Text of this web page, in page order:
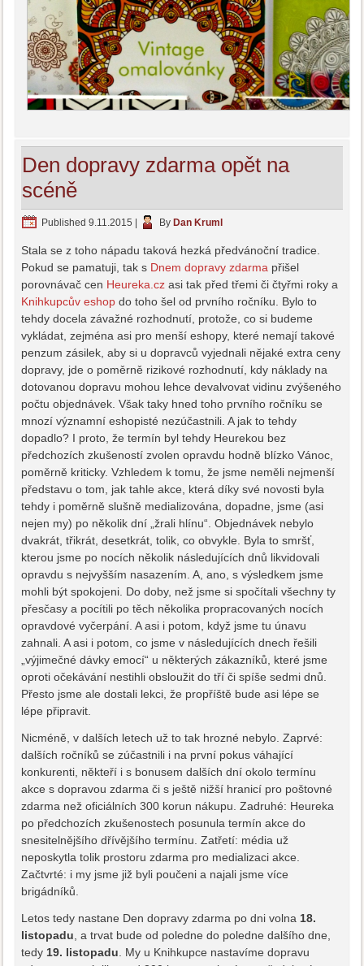
Den dopravy zdarma opět na
scéně
Published 9.11.2015 | By Dan Kruml
Stala se z toho nápadu taková hezká předvánoční tradice.
Pokud se pamatuji, tak s Dnem dopravy zdarma přišel
porovnávač cen Heureka.cz asi tak před třemi či čtyřmi roky a
Knihkupcův eshop do toho šel od prvního ročníku. Bylo to
tehdy docela závažné rozhodnutí, protože, co si budeme
vykládat, zejména asi pro menší eshopy, které nemají takové
penzum zásilek, aby si u dopravců vyjednali nějaké extra ceny
dopravy, jde o poměrně rizikové rozhodnutí, kdy náklady na
dotovanou dopravu mohou lehce devalvovat vidinu zvýšeného
počtu objednávek. Však taky hned toho prvního ročníku se
mnozí významní eshopisté nezúčastnili. A jak to tehdy
dopadlo? I proto, že termín byl tehdy Heurekou bez
předchozích zkušeností zvolen opravdu hodně blízko Vánoc,
poměrně kriticky. Vzhledem k tomu, že jsme neměli nejmenší
představu o tom, jak tahle akce, která díky své novosti byla
tehdy i poměrně slušně medializována, dopadne, jsme (asi
nejen my) po několik dní „žrali hlínu“. Objednávek nebylo
dvakrát, třikrát, desetkrát, tolik, co obvykle. Byla to smršť,
kterou jsme po nocích několik následujících dnů likvidovali
opravdu s nejvyšším nasazením. A, ano, s výsledkem jsme
mohli být spokojeni. Do doby, než jsme si spočítali všechny ty
přesčasy a pocítili po těch několika propracovaných nocích
opravdové vyčerpání. A asi i potom, když jsme tu únavu
zahnali. A asi i potom, co jsme v následujících dnech řešili
„výjimečné dávky emocí“ u některých zákazníků, které jsme
oproti očekávání nestihli obsloužit do tří či spíše sedmi dnů.
Přesto jsme ale dostali lekci, že propříště bude asi lépe se
lépe připravit.
Nicméně, v dalších letech už to tak hrozné nebylo. Zaprvé:
dalších ročníků se zúčastnili i na první pokus váhající
konkurenti, někteří i s bonusem dalších dní okolo termínu
akce s dopravou zdarma či s ještě nižší hranicí pro poštovné
zdarma než oficiálních 300 korun nákupu. Zadruhé: Heureka
po předchozích zkušenostech posunula termín akce do
snesitelnějšího dřívějšího termínu. Zatřetí: média už
neposkytla tolik prostoru zdarma pro medializaci akce.
Začtvrté: i my jsme již byli poučeni a najali jsme více
brigádníků.
Letos tedy nastane Den dopravy zdarma po dni volna 18.
listopadu , a trvat bude od poledne do poledne dalšího dne,
tedy 19. listopadu . My u Knihkupce nastavíme dopravu